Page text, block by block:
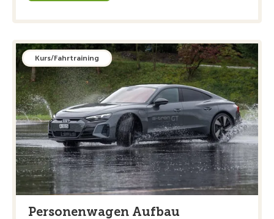
Kurs/Fahrtraining
Personenwagen Aufbau